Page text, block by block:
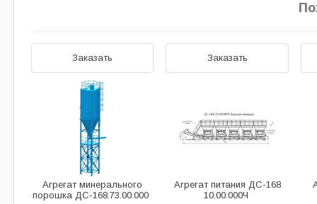
Заказать
Агрегат минерального
порошка ДС-168.73.00.000
Заказать
Агрегат питания ДС-168
10.00.000Ч